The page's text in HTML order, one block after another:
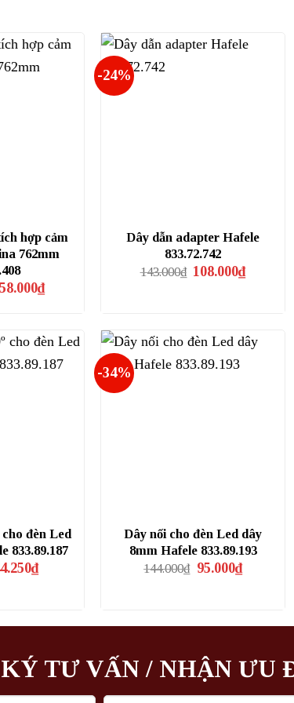
hợp cảm
762mm
₫Giá
hiện
358.000₫.
-24%
Dây dẫn adapter Hafele
833.72.742
143.000₫ Giá
108.000₫Giá
hiện
cho đèn Led
833.89.187
₫Giá
hiện
-34%
Dây nối cho đèn Led dây
8mm Hafele 833.89.193
144.000₫ Giá
95.000₫Giá
hiện
TƯ VẤN / NHẬN ƯU